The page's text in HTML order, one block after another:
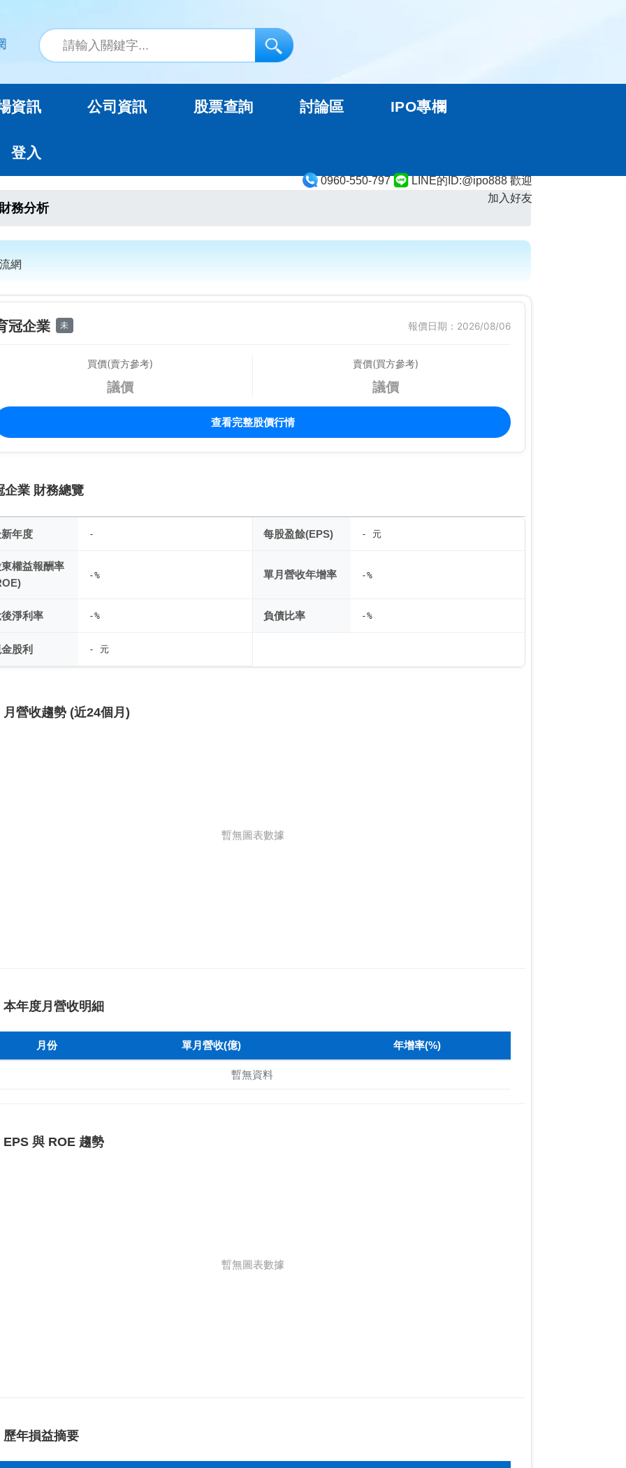
0960-550-797
LINE的ID:@ipo888 歡迎
加入好友
資訊 公司資訊 股票查詢 討論區 IPO專欄
登入
務分析
網
冠企業 未 報價日期：2026/08/06
買價(賣方參考)
議價
賣價(買方參考)
議價
查看完整股價行情
企業 財務總覽
年度 - 每股盈餘(EPS) - 元
權益報酬率
-% 單月營收年增率 -%
淨利率 -% 負債比率 -%
股利 - 元
月營收趨勢 (近24個月)
暫無圖表數據
本年度月營收明細
月份 單月營收(億) 年增率(%)
暫無資料
EPS 與 ROE 趨勢
暫無圖表數據
歷年損益摘要